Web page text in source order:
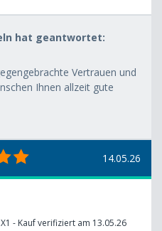
hat geantwortet:
Vertrauen und
Ihnen allzeit gute
14.05.26
- Kauf verifiziert am 13.05.26